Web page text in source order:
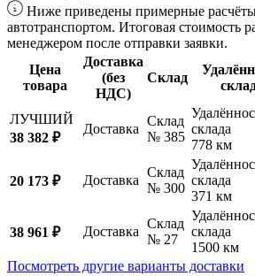
Ниже приведены примерные
автотранспортом. Итоговая стоимость
менеджером после отправки заявки.
Цена
товара
Доставка
(без
НДС)
Склад
ЛУЧШИЙ
38 382 ₽
Доставка
Склад
№ 385
склада
778 км
20 173 ₽ Доставка
Склад
№ 300
склада
371 км
38 961 ₽ Доставка
Склад
№ 27
склада
1500 км
Посмотреть другие варианты доставки